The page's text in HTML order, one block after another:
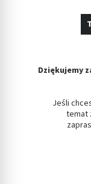
Dziękujemy
Jeśli
temat